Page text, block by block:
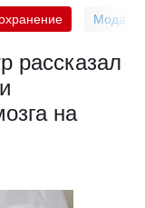
Мода
рассказал
на